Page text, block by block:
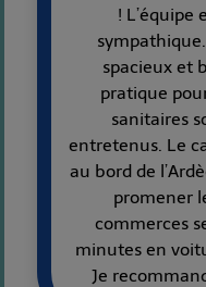
! L’équipe
spacieux et
pratique
sanitaires
entretenus. Le
au bord de
promener
commerces
minutes en
Je